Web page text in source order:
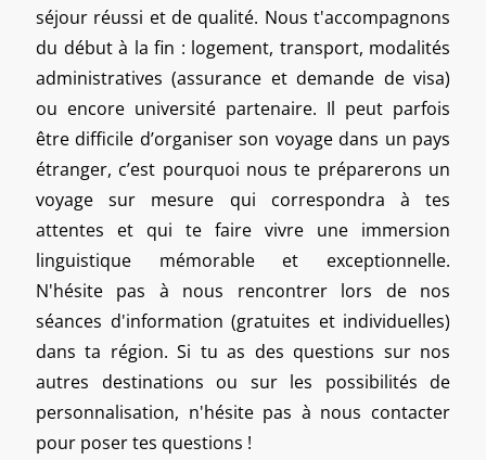
séjour réussi et de qualité. Nous t'accompagnons
du début à la fin : logement, transport, modalités
administratives (assurance et demande de visa)
ou encore université partenaire. Il peut parfois
être difficile d’organiser son voyage dans un pays
étranger, c’est pourquoi nous te préparerons un
voyage sur mesure qui correspondra à tes
attentes et qui te faire vivre une immersion
linguistique mémorable et exceptionnelle.
N'hésite pas à nous rencontrer lors de nos
séances d'information (gratuites et individuelles)
dans ta région. Si tu as des questions sur nos
autres destinations ou sur les possibilités de
personnalisation, n'hésite pas à nous contacter
pour poser tes questions !